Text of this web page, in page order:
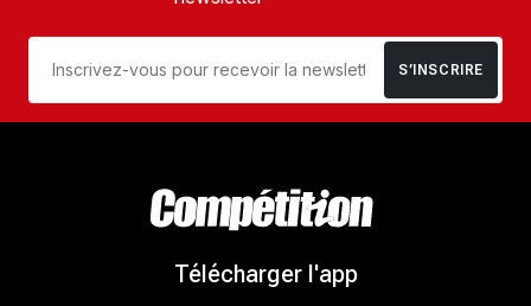
S’INSCRIRE
Télécharger l'app